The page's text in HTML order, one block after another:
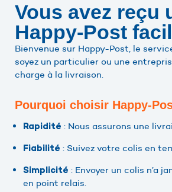
Vous avez reçu
Happy-Post
Bienvenue sur Happy-Post, le
soyez un particulier ou une
charge à la livraison.
Pourquoi choisir Happy-
Rapidité : Nous assurons une
Fiabilité : Suivez votre colis en
Simplicité : Envoyer un colis n’a
en point relais.